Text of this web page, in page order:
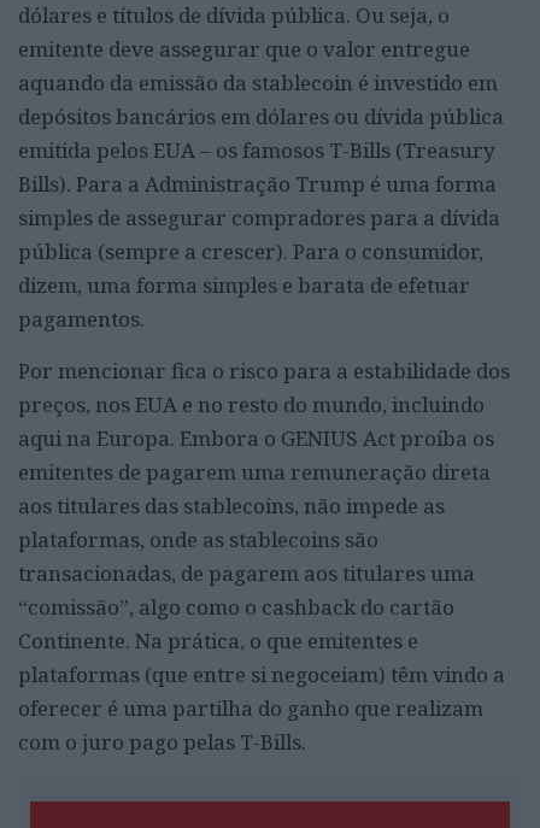
dólares e títulos de dívida pública. Ou seja, o
emitente deve assegurar que o valor entregue
aquando da emissão da stablecoin é investido em
depósitos bancários em dólares ou dívida pública
emitida pelos EUA – os famosos T-Bills (Treasury
Bills). Para a Administração Trump é uma forma
simples de assegurar compradores para a dívida
pública (sempre a crescer). Para o consumidor,
dizem, uma forma simples e barata de efetuar
pagamentos.
Por mencionar fica o risco para a estabilidade dos
preços, nos EUA e no resto do mundo, incluindo
aqui na Europa. Embora o GENIUS Act proíba os
emitentes de pagarem uma remuneração direta
aos titulares das stablecoins, não impede as
plataformas, onde as stablecoins são
transacionadas, de pagarem aos titulares uma
“comissão”, algo como o cashback do cartão
Continente. Na prática, o que emitentes e
plataformas (que entre si negoceiam) têm vindo a
oferecer é uma partilha do ganho que realizam
com o juro pago pelas T-Bills.